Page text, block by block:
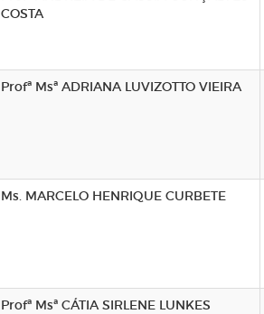
COSTA
Profª Msª ADRIANA LUVIZOTTO VIEIRA
Ms. MARCELO HENRIQUE CURBETE
Profª Msª CÁTIA SIRLENE LUNKES